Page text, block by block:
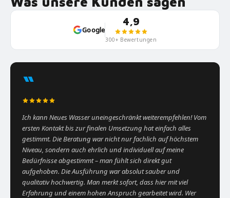
Google
4,9
300+ Bewertungen
“
Ich kann Neues Wasser uneingeschränkt weiterempfehlen! Vom
ersten Kontakt bis zur finalen Umsetzung hat einfach alles
gestimmt. Die Beratung war nicht nur fachlich auf höchstem
Niveau, sondern auch ehrlich und individuell auf meine
Bedürfnisse abgestimmt – man fühlt sich direkt gut
aufgehoben. Die Ausführung war absolut sauber und
qualitativ hochwertig. Man merkt sofort, dass hier mit viel
Erfahrung und einem hohen Anspruch gearbeitet wird. Wer